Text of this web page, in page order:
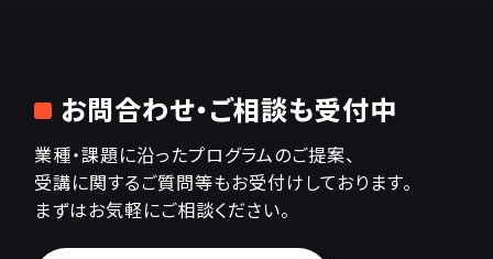
お問合わせ・ご相談も受付中
業種・課題に沿ったプログラムのご提案、
受講に関するご質問等もお受付けしております。
まずはお気軽にご相談ください。